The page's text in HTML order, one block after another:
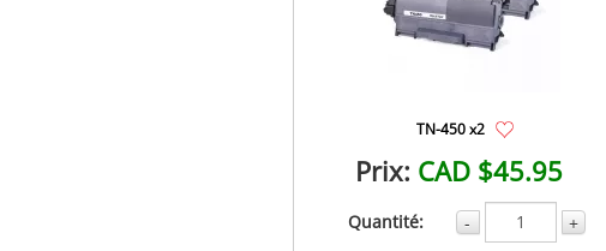
TN-450 x2
Prix: CAD $45.95
Quantité: - +